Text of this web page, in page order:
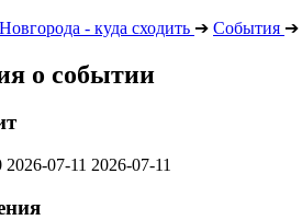
- куда сходить ➔ События ➔
о событии
2026-07-11 2026-07-11